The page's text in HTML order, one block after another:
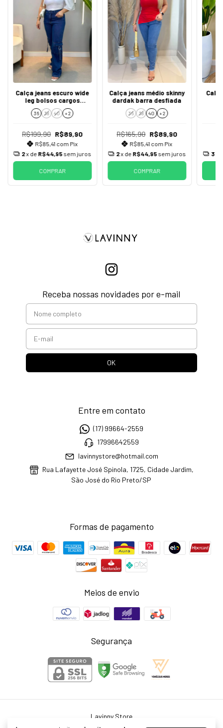
Calça jeans escuro wide
leg bolsos cargos
laterais passante
melinda
36 38 40 + 2
R$199,90 R$89,90
R$85,41 com Pix
2x de R$44,95 sem juros
COMPRAR
Calça jeans médio skinny
dardak barra desfiada
36 38 40 + 2
R$165,90 R$89,90
R$85,41 com Pix
2x de R$44,95sem juros
COMPRAR
3
Receba nossas novidades por e-mail
Entre em contato
(17) 99664-2559
17996642559
lavinnystore@hotmail.com
Rua Lafayette José Spinola, 1725, Cidade Jardim,
São José do Rio Preto/SP
Formas de pagamento
Meios de envio
Segurança
Lavinny Store
©2026. Larissa Neris Cardoso Agostini ME - 39999976000155. Todos os